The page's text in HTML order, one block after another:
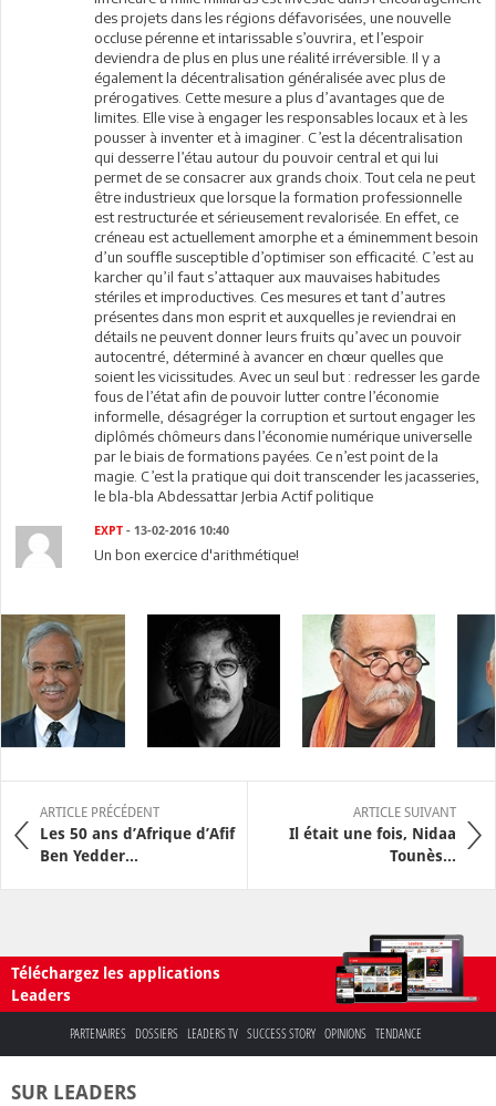
des projets dans les régions défavorisées, une nouvelle
occluse pérenne et intarissable s’ouvrira, et l’espoir
deviendra de plus en plus une réalité irréversible. Il y a
également la décentralisation généralisée avec plus de
prérogatives. Cette mesure a plus d’avantages que de
limites. Elle vise à engager les responsables locaux et à les
pousser à inventer et à imaginer. C’est la décentralisation
qui desserre l’étau autour du pouvoir central et qui lui
permet de se consacrer aux grands choix. Tout cela ne peut
être industrieux que lorsque la formation professionnelle
est restructurée et sérieusement revalorisée. En effet, ce
créneau est actuellement amorphe et a éminemment besoin
d’un souffle susceptible d’optimiser son efficacité. C’est au
karcher qu’il faut s’attaquer aux mauvaises habitudes
stériles et improductives. Ces mesures et tant d’autres
présentes dans mon esprit et auxquelles je reviendrai en
détails ne peuvent donner leurs fruits qu’avec un pouvoir
autocentré, déterminé à avancer en chœur quelles que
soient les vicissitudes. Avec un seul but : redresser les garde
fous de l’état afin de pouvoir lutter contre l’économie
informelle, désagréger la corruption et surtout engager les
diplômés chômeurs dans l’économie numérique universelle
par le biais de formations payées. Ce n’est point de la
magie. C’est la pratique qui doit transcender les jacasseries,
le bla-bla Abdessattar Jerbia Actif politique
EXPT - 13-02-2016 10:40
Un bon exercice d'arithmétique!
ARTICLE PRÉCÉDENT
Les 50 ans d’Afrique d’Afif
Ben Yedder…
ARTICLE SUIVANT
Il était une fois, Nidaa
Tounès...
Téléchargez les applications
Leaders
PARTENAIRES DOSSIERS LEADERS TV SUCCESS STORY OPINIONS TENDANCE
SUR LEADERS